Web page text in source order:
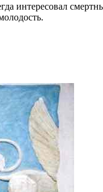
интересовал